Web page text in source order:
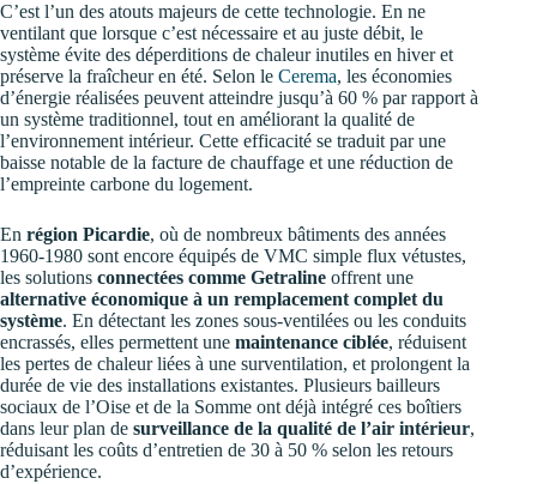
C’est l’un des atouts majeurs de cette technologie. En ne
ventilant que lorsque c’est nécessaire et au juste débit, le
système évite des déperditions de chaleur inutiles en hiver et
préserve la fraîcheur en été. Selon le Cerema, les économies
d’énergie réalisées peuvent atteindre jusqu’à 60 % par rapport à
un système traditionnel, tout en améliorant la qualité de
l’environnement intérieur. Cette efficacité se traduit par une
baisse notable de la facture de chauffage et une réduction de
l’empreinte carbone du logement.
En région Picardie, où de nombreux bâtiments des années
1960-1980 sont encore équipés de VMC simple flux vétustes,
les solutions connectées comme Getraline offrent une
alternative économique à un remplacement complet du
système. En détectant les zones sous-ventilées ou les conduits
encrassés, elles permettent une maintenance ciblée, réduisent
les pertes de chaleur liées à une surventilation, et prolongent la
durée de vie des installations existantes. Plusieurs bailleurs
sociaux de l’Oise et de la Somme ont déjà intégré ces boîtiers
dans leur plan de surveillance de la qualité de l’air intérieur,
réduisant les coûts d’entretien de 30 à 50 % selon les retours
d’expérience.